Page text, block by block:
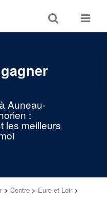
Toggle
search
Toggle
Auneau-
:
les meilleurs
> Centre > Eure-et-Loir >